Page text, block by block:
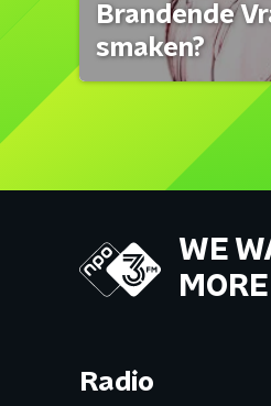
Brandende
smaken?
WE
MORE
Radio